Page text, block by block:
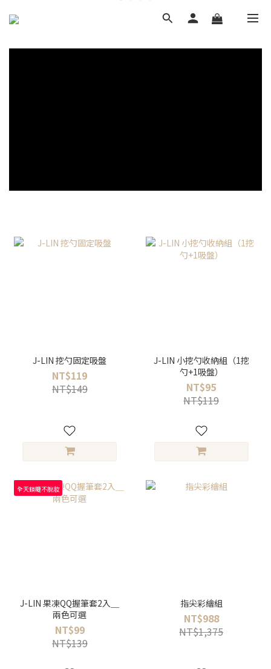
J-LIN 挖勺固定吸盤
NT$119
NT$149
J-LIN 小挖勺收納組（1挖
勺+1吸盤）
NT$95
NT$119
全天鎖睫不脫妝
J-LIN 果凍QQ握筆套2入＿
兩色可選
NT$99
NT$139
指尖彩繪組
NT$988
NT$1,375